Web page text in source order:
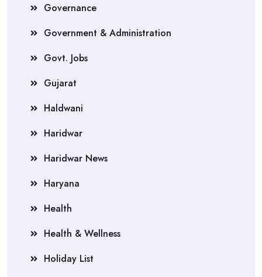
Governance
Government & Administration
Govt. Jobs
Gujarat
Haldwani
Haridwar
Haridwar News
Haryana
Health
Health & Wellness
Holiday List